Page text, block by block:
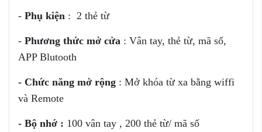
- Phụ kiện : 2 thẻ từ
- Phương thức mở cửa : Vân tay, thẻ từ, mã số,
APP Blutooth
- Chức năng mở rộng : Mở khóa từ xa bằng wiffi
và Remote
- Bộ nhớ : 100 vân tay , 200 thẻ từ/ mã số